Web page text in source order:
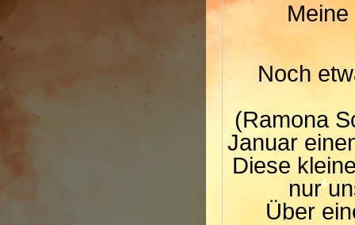
Noch
(Ramona
Januar
Diese
nur
Über